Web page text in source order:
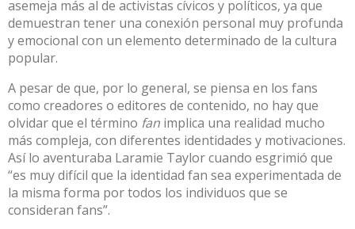
asemeja más al de activistas cívicos y políticos, ya que
demuestran tener una conexión personal muy profunda
y emocional con un elemento determinado de la cultura
popular.
A pesar de que, por lo general, se piensa en los fans
como creadores o editores de contenido, no hay que
olvidar que el término fan implica una realidad mucho
más compleja, con diferentes identidades y motivaciones.
Así lo aventuraba Laramie Taylorcuando esgrimió que
“es muy difícil que la identidad fan sea experimentada de
la misma forma por todos los individuos que se
consideran fans”.